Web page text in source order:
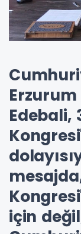
Edebali,
için